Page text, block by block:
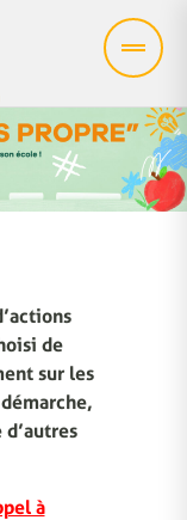
de
sur les
à